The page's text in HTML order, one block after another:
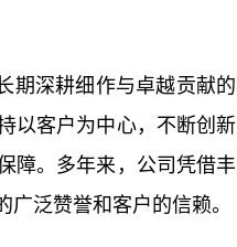
期深耕细作与卓越贡献的
以客户为中心，不断创新
障。多年来，公司凭借丰
泛赞誉和客户的信赖。